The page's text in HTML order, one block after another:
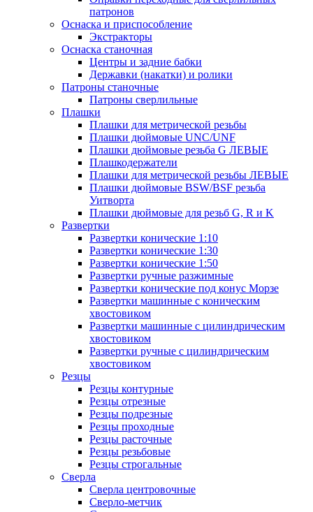
патронов
Оснаска и приспособление
Экстракторы
Оснаска станочная
Центры и задние бабки
Державки (накатки) и ролики
Патроны станочные
Патроны сверлильные
Плашки
Плашки для метрической резьбы
Плашки дюймовые UNC/UNF
Плашки дюймовые резьба G ЛЕВЫЕ
Плашкодержатели
Плашки для метрической резьбы ЛЕВЫЕ
Плашки дюймовые BSW/BSF резьба
Уитворта
Плашки дюймовые для резьб G, R и K
Развертки
Развертки конические 1:10
Развертки конические 1:30
Развертки конические 1:50
Развертки ручные разжимные
Развертки конические под конус Морзе
Развертки машинные с коническим
хвостовиком
Развертки машинные с цилиндрическим
хвостовиком
Развертки ручные с цилиндрическим
хвостовиком
Резцы
Резцы контурные
Резцы отрезные
Резцы подрезные
Резцы проходные
Резцы расточные
Резцы резьбовые
Резцы строгальные
Сверла
Сверла центровочные
Сверло-метчик